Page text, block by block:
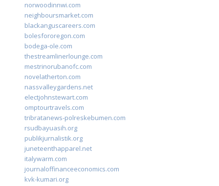
norwoodinnwi.com
neighboursmarket.com
blackanguscareers.com
bolesfororegon.com
bodega-ole.com
thestreamlinerlounge.com
mestrinorubanofc.com
novelatherton.com
nassvalleygardens.net
electjohnstewart.com
omptourtravels.com
tribratanews-polreskebumen.com
rsudbayuasih.org
publikjurnalistik.org
juneteenthapparel.net
italywarm.com
journaloffinanceeconomics.com
kvk-kumari.org